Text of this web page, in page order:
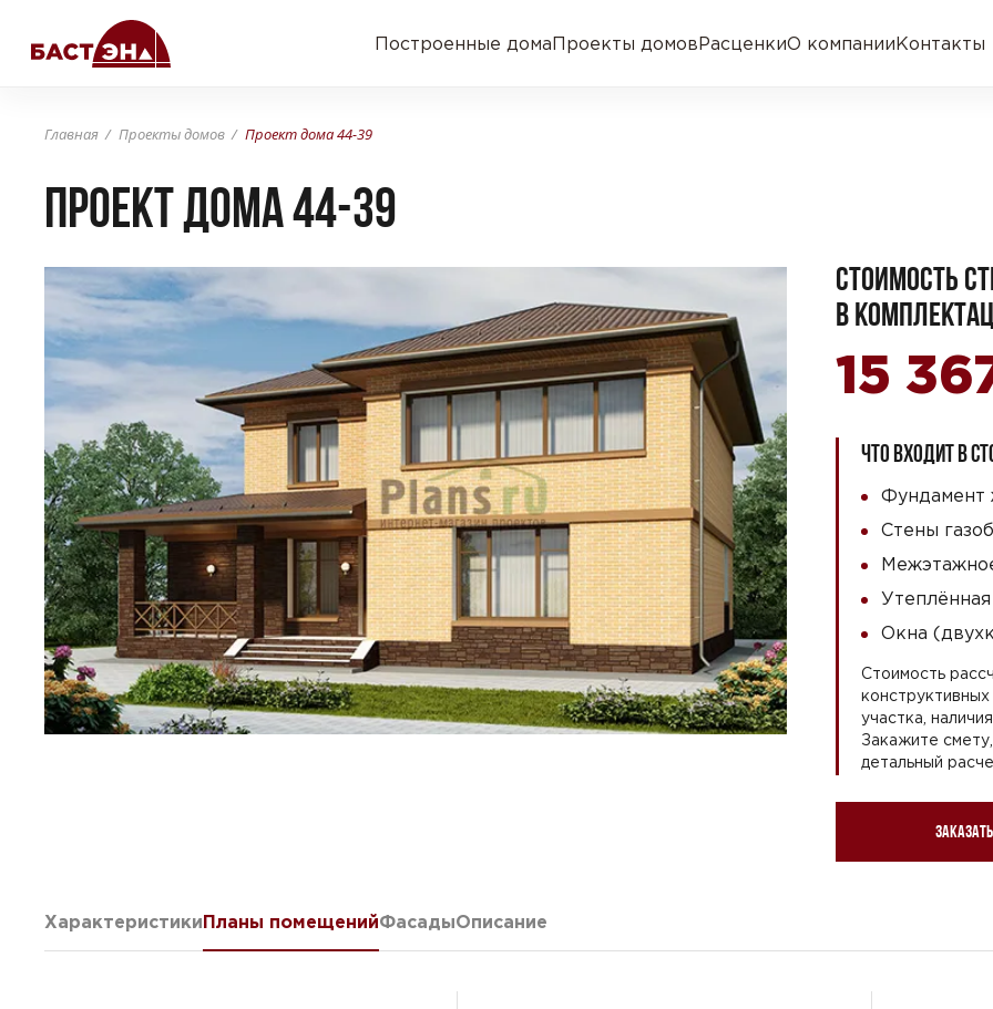
Построенные домаПроекты домовРасценкиО компанииКонтакты
Главная Проекты домов Проект дома 44-39
Проект дома 44-39
СТОИМОСТЬ
В
15
ЧТО ВХОДИТ В
Фундамент
Стены
Окна
Стоимость
участка,
Закажите
детальный
ХарактеристикиПланы помещенийФасадыОписание